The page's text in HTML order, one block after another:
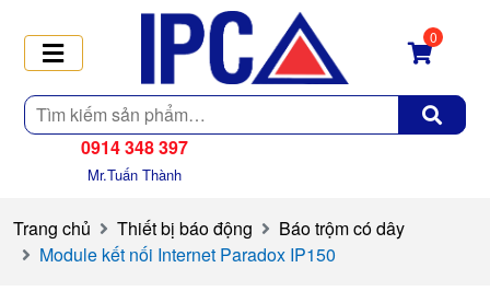
Tìm
kiếm
0
0914 348 397
Mr.Tuấn Thành
Trang chủ Thiết bị báo động
Báo trộm có dây
Module kết nối Internet Paradox IP150